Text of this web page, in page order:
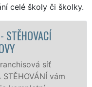
celé školy či školky.
SLUŽBA
FIRMA